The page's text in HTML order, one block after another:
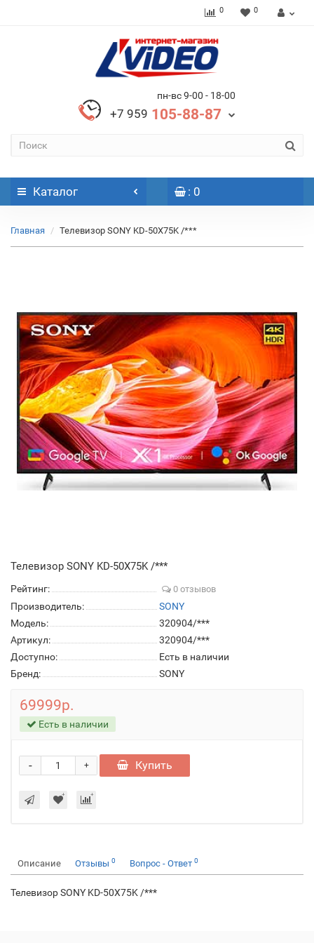
0 0
пн-вс 9-00 - 18-00
+7 959 105-88-87
Каталог : 0
Главная Телевизор SONY KD-50X75K /***
Телевизор SONY KD-50X75K /***
Рейтинг: 0 отзывов
Производитель:
SONY
Модель:
320904/***
Артикул:
320904/***
Доступно:
Есть в наличии
Бренд:
SONY
69999р.
Есть в наличии
+
- Купить
Описание Отзывы 0 Вопрос - Ответ 0
Телевизор SONY KD-50X75K /***